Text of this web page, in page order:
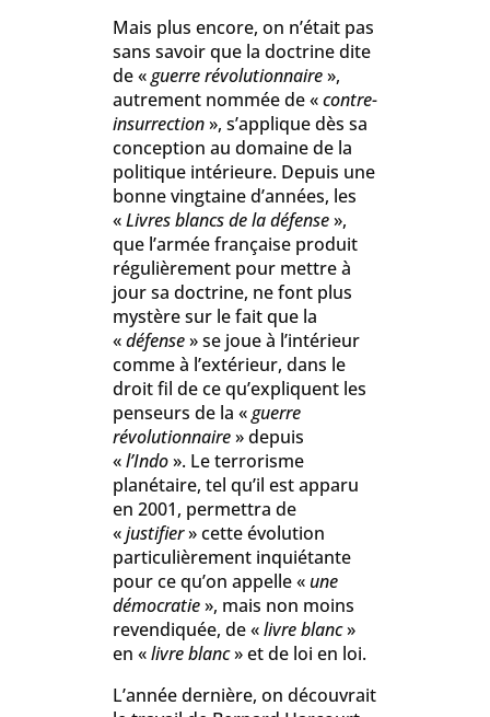
Mais plus encore, on n’était pas
sans savoir que la doctrine dite
de «guerre révolutionnaire»,
autrement nommée de «contre-
insurrection», s’applique dès sa
conception au domaine de la
politique intérieure. Depuis une
bonne vingtaine d’années, les
«Livres blancs de la défense»,
que l’armée française produit
régulièrement pour mettre à
jour sa doctrine, ne font plus
mystère sur le fait que la
«défense» se joue à l’intérieur
comme à l’extérieur, dans le
droit fil de ce qu’expliquent les
penseurs de la «guerre
révolutionnaire» depuis
«l’Indo». Le terrorisme
planétaire, tel qu’il est apparu
en 2001, permettra de
«justifier» cette évolution
particulièrement inquiétante
pour ce qu’on appelle « une
démocratie», mais non moins
revendiquée, de «livre blanc»
en «livre blanc» et de loi en loi.
L’année dernière, on découvrait